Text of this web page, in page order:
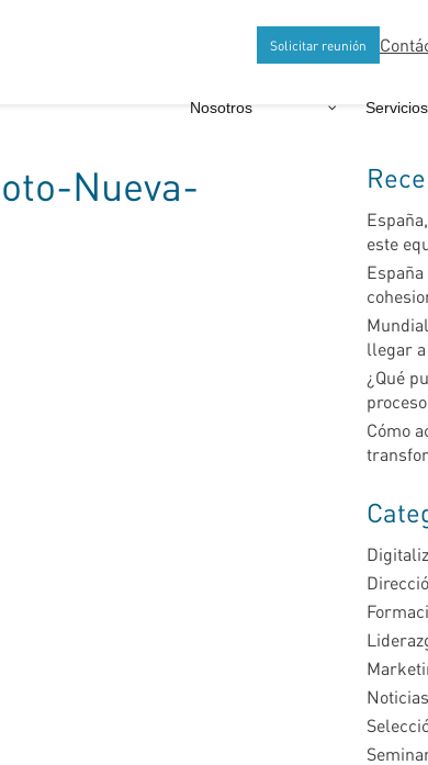
Solicitar reunión
Nosotros Servicios
Nueva-
este
llegar
¿Qué
Cómo
Noticias